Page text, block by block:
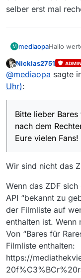
selber erst mal
M mediaopaHallo
“Bares
läuft. Bis
wurden
Liste
wurde. Am
vom 08./
Zufall
nächste
Diese
in die
Ruhe!!
Bitte
nach
Eure
Offline
Nicklas2751
@mediaopa sagte
Uhr):
Bitte lieber
nach dem
Eure vielen Fans!
Wir sind nicht das
Wenn das ZDF
API “bekannt zu
der Filmliste auf
enthalten ist. Wenn
Von “Bares für
Filmliste enthalten:
https://